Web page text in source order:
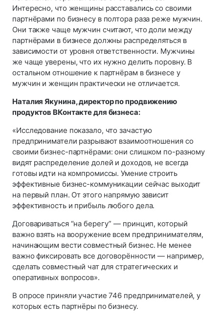
Интересно, что женщины расставались со своими
партнёрами по бизнесу в полтора раза реже мужчин.
Они также чаще мужчин считают, что доли между
партнёрами в бизнесе должны распределяться в
зависимости от уровня ответственности. Мужчины
же чаще уверены, что их нужно делить поровну. В
остальном отношение к партнёрам в бизнесе у
мужчин и женщин практически не отличается.
Наталия Якунина, директор по продвижению
продуктов ВКонтакте для бизнеса:
«Исследование показало, что зачастую
предприниматели разрывают взаимоотношения со
своими бизнес-партнёрами: они слишком по-разному
видят распределение долей и доходов, не всегда
готовы идти на компромиссы. Умение строить
эффективные бизнес-коммуникации сейчас выходит
на первый план. От этого напрямую зависит
эффективность и прибыль любого дела.
Договариваться “на берегу” — принцип, который
важно взять на вооружение всем предпринимателям,
начинающим вести совместный бизнес. Не менее
важно фиксировать все договорённости — например,
сделать совместный чат для стратегических и
оперативных вопросов».
В опросе приняли участие 746 предпринимателей, у
которых есть партнёры по бизнесу.